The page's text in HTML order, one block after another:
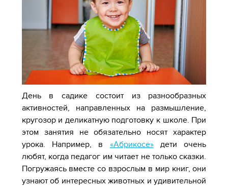
День в садике состоит из разнообразных
активностей, направленных на размышление,
кругозор и деликатную подготовку к школе. При
этом занятия не обязательно носят характер
урока. Например, в «Абрикосе»дети очень
любят, когда педагог им читает не только сказки.
Погружаясь вместе со взрослым в мир книг, они
узнают об интересных животных и удивительной